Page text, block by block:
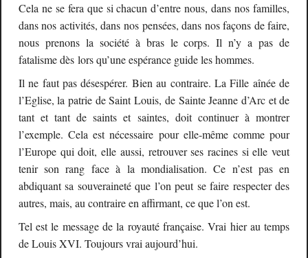
Cela ne se fera que si chacun d’entre nous, dans nos familles,
dans nos activités, dans nos pensées, dans nos façons de faire,
nous prenons la société à bras le corps. Il n’y a pas de
fatalisme dès lors qu’une espérance guide les hommes.
Il ne faut pas désespérer. Bien au contraire. La Fille aînée de
l’Eglise, la patrie de Saint Louis, de Sainte Jeanne d’Arc et de
tant et tant de saints et saintes, doit continuer à montrer
l’exemple. Cela est nécessaire pour elle-même comme pour
l’Europe qui doit, elle aussi, retrouver ses racines si elle veut
tenir son rang face à la mondialisation. Ce n’est pas en
abdiquant sa souveraineté que l’on peut se faire respecter des
autres, mais, au contraire en affirmant, ce que l’on est.
Tel est le message de la royauté française. Vrai hier au temps
de Louis XVI. Toujours vrai aujourd’hui.